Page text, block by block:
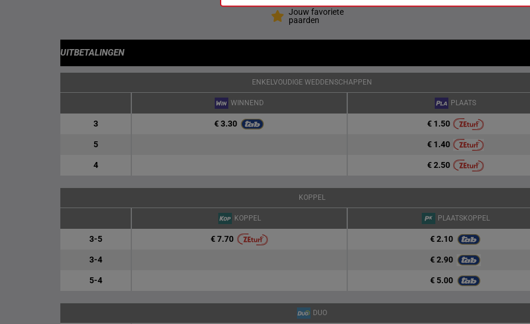
Jouw favoriete
paarden
UITBETALINGEN
ENKELVOUDIGE WEDDENSCHAPPEN
WINNEND PLAATS
3 € 3.30 € 1.50
5 € 1.40
4 € 2.50
KOPPEL
KOPPEL PLAATSKOPPEL
3-5 € 7.70 € 2.10
3-4 € 2.90
5-4 € 5.00
DUO